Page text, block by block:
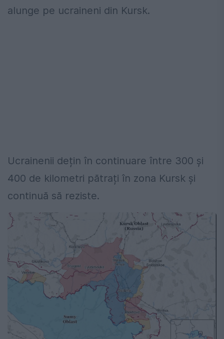
alunge pe ucraineni din Kursk.
Ucrainenii dețin în continuare între 300 și
400 de kilometri pătrați în zona Kursk și
continuă să reziste.